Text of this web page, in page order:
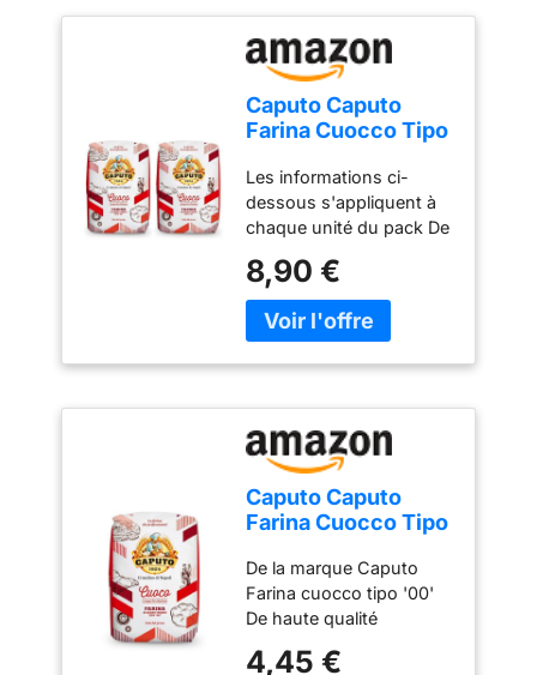
Caputo Caputo
Farina Cuocco Tipo
1000
grammes/Qualité
Premium
d'Italie/Riche en
protéines. 1.00 kg
1000.00 ml
(L'emballage peut
varier)
Les informations ci-
dessous s'appliquent à
chaque unité du pack De
cuocco tipo '00' De
haute qualité Contenu: 1
x 1000 gr Produits
Premium d'italie
8,90 €
Caputo Caputo
Farina Cuocco Tipo
1000
grammes/Qualité
Premium
d'Italie/Riche en
De la marque Caputo
Farina cuocco tipo '00'
De haute qualité
Produits authentiques
4,45 €